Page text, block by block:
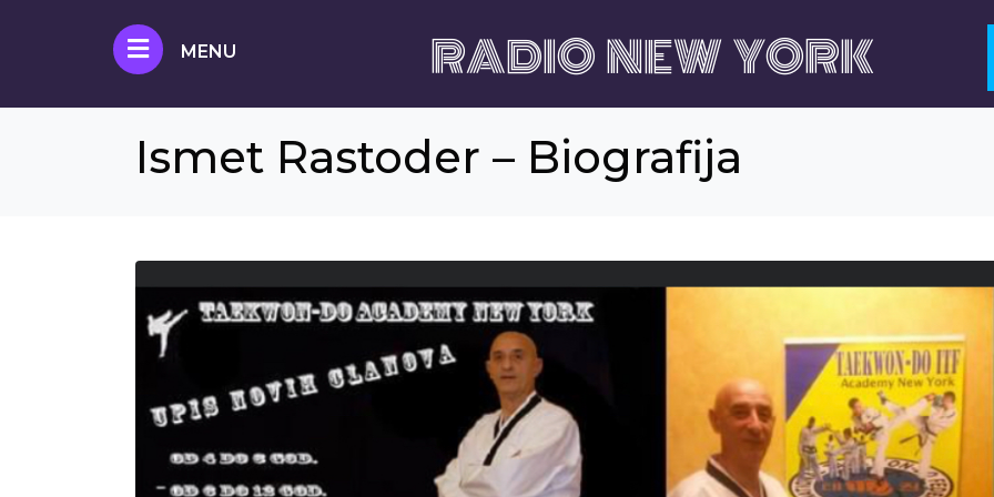
MENU RADIO NEW YORK
Ismet Rastoder – Biografija